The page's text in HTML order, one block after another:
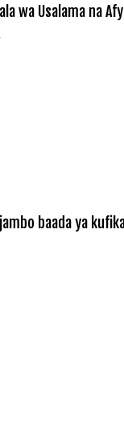
wa Usalama na
baada ya